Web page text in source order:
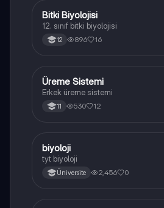
Biyoloji
Bitki Biyolojisi
12. sınıf bitki biyolojisi
12 896 16
Biyoloji
Üreme Sistemi
Erkek üreme sistemi
11 530 12
BBiyoloji
biyoloji
tyt biyoloji
Üniversite 2,456 0